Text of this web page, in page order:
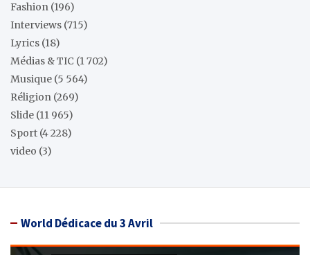
Fashion (196)
Interviews (715)
Lyrics (18)
Médias & TIC (1 702)
Musique (5 564)
Réligion (269)
Slide (11 965)
Sport (4 228)
video (3)
World Dédicace du 3 Avril